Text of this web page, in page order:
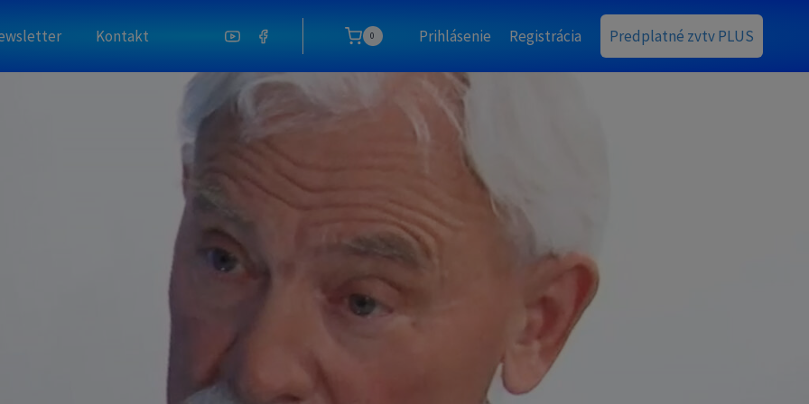
Kontakt 0 Prihlásenie Registrácia Predplatné zvtv PLUS